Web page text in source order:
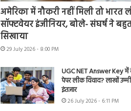
अमेरिका में नौकरी नहीं मिली तो भारत
सॉफ्टवेयर इंजीनियर, बोले- संघर्ष ने
सिखाया
29 July 2026 - 8:00 PM
UGC NET Answer Key में
पेपर लीक विवाद? लाखों
इंतजार
26 July 2026 - 6:11 PM